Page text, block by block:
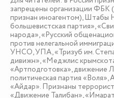
запрещены организации
признан иноагентом), Штабы
большевистская партия»,
народа», «Русский
против нелегальной
УНСО, УПА, «Тризуб им.
дивижн», «Меджлис
«Артподготовка», движение
политическая партия «Воля»,
«Айдар». Признаны
«Движение Талибан»,